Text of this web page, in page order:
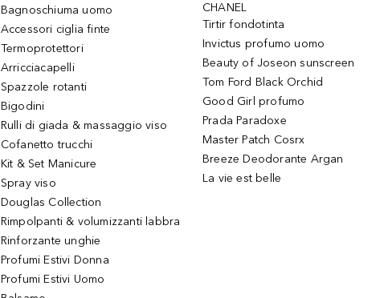
Bagnoschiuma uomo
Accessori ciglia finte
Termoprotettori
Arricciacapelli
Spazzole rotanti
Bigodini
Rulli di giada & massaggio viso
Cofanetto trucchi
Kit & Set Manicure
Spray viso
Douglas Collection
Rimpolpanti & volumizzanti labbra
Rinforzante unghie
Profumi Estivi Donna
Profumi Estivi Uomo
CHANEL
Tirtir fondotinta
Invictus profumo uomo
Beauty of Joseon sunscreen
Tom Ford Black Orchid
Good Girl profumo
Prada Paradoxe
Master Patch Cosrx
Breeze Deodorante Argan
La vie est belle